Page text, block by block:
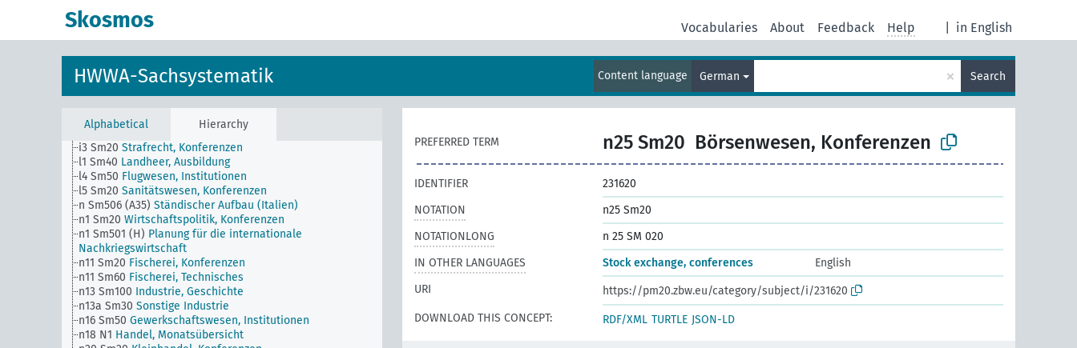
Skosmos in English
Vocabularies About Feedback Help
HWWA-Sachsystematik Content language German × Search
Alphabetical Hierarchy
g4 Sm4 Wirtschaftliche Kompensationen
h4 Sm20 Polizeiwesen, Konferenzen
Provinzial- und Kommunalverwaltung, Beruf und
i Sm20 Rechtspflege, Konferenzen
i1 Sm40
Gerichtsverfassung, Berufe und Ausbildung
i3 Sm20 Strafrecht, Konferenzen
l1 Sm40 Landheer, Ausbildung
l4 Sm50 Flugwesen, Institutionen
l5 Sm20 Sanitätswesen, Konferenzen
n Sm506 (A35) Ständischer Aufbau (Italien)
n1 Sm20 Wirtschaftspolitik, Konferenzen
n1 Sm501 (H) Planung für die internationale
Nachkriegswirtschaft
n11 Sm20 Fischerei, Konferenzen
n11 Sm60 Fischerei, Technisches
n13 Sm100 Industrie, Geschichte
n13a Sm30 Sonstige Industrie
n16 Sm50 Gewerkschaftswesen, Institutionen
n18 N1 Handel, Monatsübersicht
PREFERRED TERM n25 Sm20 Börsenwesen, Konferenzen
IDENTIFIER
231620
NOTATION
n25 Sm20
NOTATIONLONG
n 25 SM 020
IN OTHER LANGUAGES
Stock exchange, conferences
English
URI
https://pm20.zbw.eu/category/subject/i/231620
DOWNLOAD THIS CONCEPT:
RDF/XML TURTLE JSON-LD